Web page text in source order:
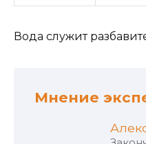
Вода служит
Мнение